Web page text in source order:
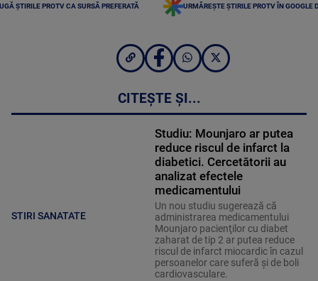
ȘTIRILE PROTV CA SURSĂ PREFERATĂ URMĂREȘTE ȘTIRILE PROTV ÎN GOOGLE
CITEȘTE ȘI...
STIRI SANATATE
Studiu: Mounjaro ar putea
reduce riscul de infarct la
diabetici. Cercetătorii au
analizat efectele
medicamentului
Un nou studiu sugerează că
administrarea medicamentului
Mounjaro pacienţilor cu diabet
zaharat de tip 2 ar putea reduce
riscul de infarct miocardic în cazul
persoanelor care suferă şi de boli
cardiovasculare.